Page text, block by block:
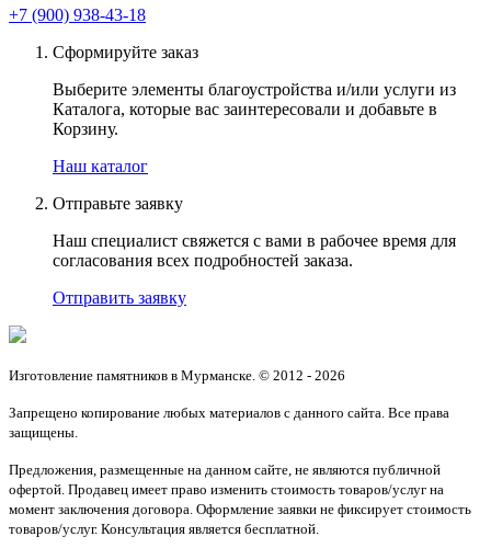
+7 (900) 938-43-18
Сформируйте заказ
Выберите элементы благоустройства и/или услуги из
Каталога, которые вас заинтересовали и добавьте в
Корзину.
Наш каталог
Отправьте заявку
Наш специалист свяжется с вами в рабочее время для
согласования всех подробностей заказа.
Отправить заявку
Изготовление памятников в Мурманске. © 2012 - 2026
Запрещено копирование любых материалов с данного сайта. Все права
защищены.
Предложения, размещенные на данном сайте, не являются публичной
офертой. Продавец имеет право изменить стоимость товаров/услуг на
момент заключения договора. Оформление заявки не фиксирует стоимость
товаров/услуг. Консультация является бесплатной.